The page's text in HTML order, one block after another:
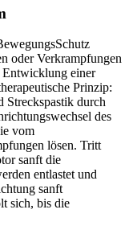
oder Verkrampfungen
einer
Prinzip:
Streckspastik durch
des
vom
lösen. Tritt
sanft die
entlastet und
sanft
sich, bis die